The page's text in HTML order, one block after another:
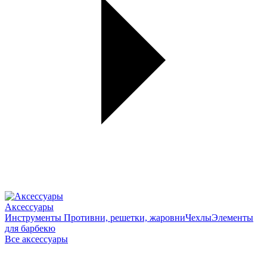
Аксессуары
Инструменты Противни, решетки, жаровниЧехлыЭлементы
для барбекю
Все аксессуары